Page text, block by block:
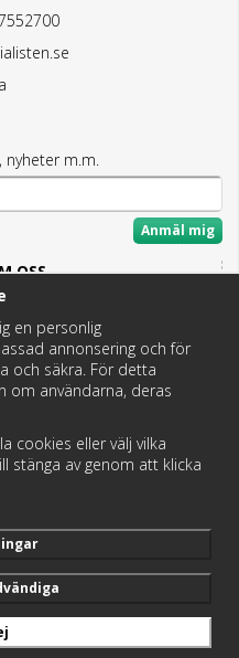
m.m.
Anmäl mig
OSS
mesta inom Badrum,
och VVS.
rätt reservdel!
return/
en personlig
annonsering och för
och säkra. För detta
om användarna, deras
cookies eller välj vilka
stänga av genom att klicka